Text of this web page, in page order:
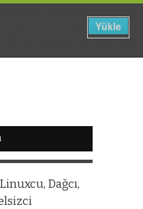
Yükle
CANLI
SITESI
Dağcı,